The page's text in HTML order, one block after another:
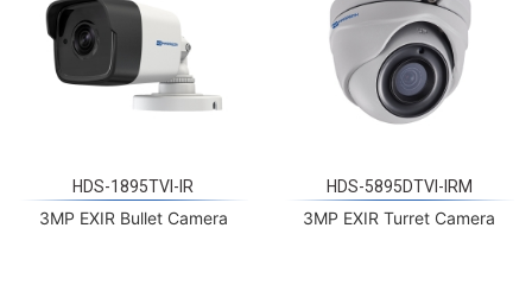
3MP EXIR Bullet Camera 3MP EXIR Turret Camera